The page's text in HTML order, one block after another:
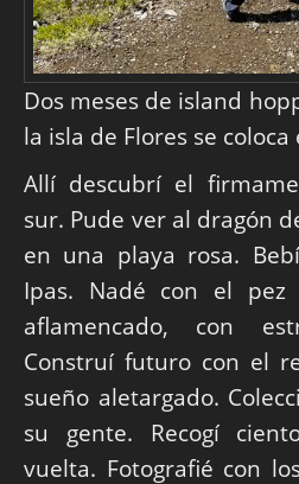
Dos meses de island
la isla de Flores se
Allí descubrí el
sur. Pude ver al dragón
en una playa rosa.
Ipas. Nadé con el
aflamencado, con
Construí futuro con el
sueño aletargado.
su gente. Recogí
vuelta. Fotografié con